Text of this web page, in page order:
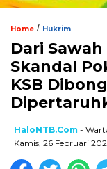
Home / Hukrim
Dari
Skandal
KSB
HaloNTB.com -
Kamis, 26 Februari